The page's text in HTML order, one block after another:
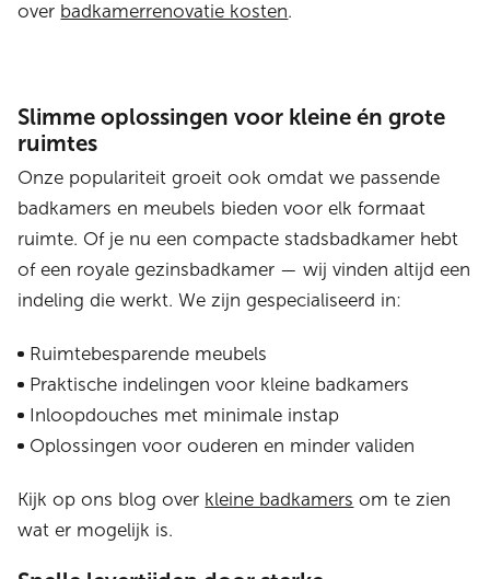
over badkamerrenovatie kosten.
Slimme oplossingen voor kleine én grote
ruimtes
Onze populariteit groeit ook omdat we passende
badkamers en meubels bieden voor elk formaat
ruimte. Of je nu een compacte stadsbadkamer hebt
of een royale gezinsbadkamer — wij vinden altijd een
indeling die werkt. We zijn gespecialiseerd in:
Ruimtebesparende meubels
Praktische indelingen voor kleine badkamers
Inloopdouches met minimale instap
Oplossingen voor ouderen en minder validen
Kijk op ons blog over kleine badkamers om te zien
wat er mogelijk is.